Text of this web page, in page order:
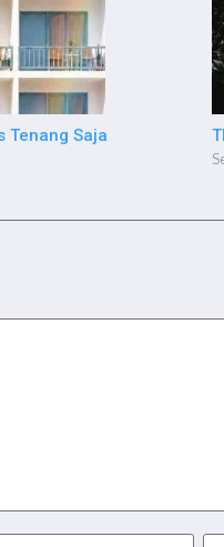
Tenang Saja